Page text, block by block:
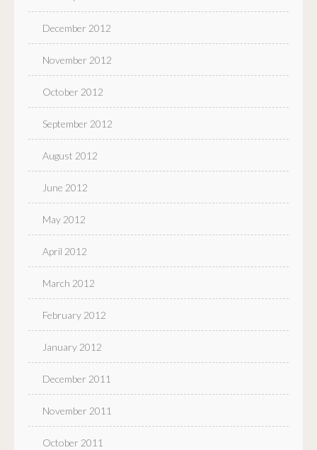
December 2012
November 2012
October 2012
September 2012
August 2012
June 2012
May 2012
April 2012
March 2012
February 2012
January 2012
December 2011
November 2011
October 2011